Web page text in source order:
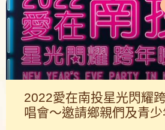
2022愛在南投星光閃耀
唱會～邀請鄉親們及青少